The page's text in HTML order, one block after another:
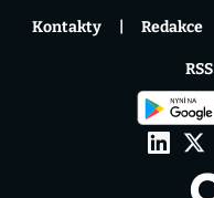
Kontakty Redakce
RSS